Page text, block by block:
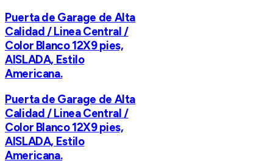
Puerta de Garage de Alta
Calidad / Linea Central /
Color Blanco 12X9 pies,
AISLADA, Estilo
Americana.
Puerta de Garage de Alta
Calidad / Linea Central /
Color Blanco 12X9 pies,
AISLADA, Estilo
Americana.